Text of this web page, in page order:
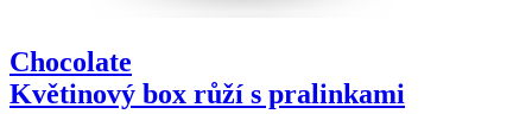
Chocolate
Květinový box růží s pralinkami